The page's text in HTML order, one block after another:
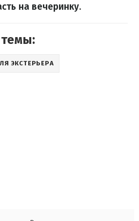
на вечеринку.
ЭКСТЕРЬЕРА